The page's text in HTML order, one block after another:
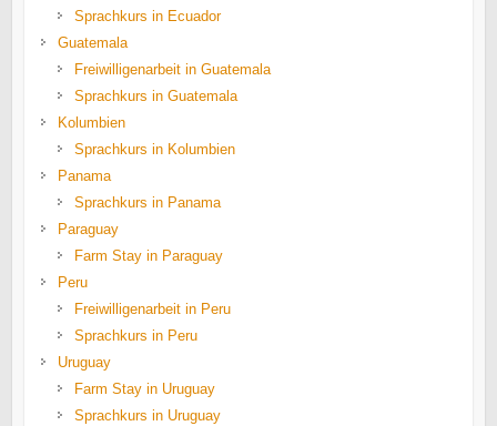
Sprachkurs in Ecuador
Guatemala
Freiwilligenarbeit in Guatemala
Sprachkurs in Guatemala
Kolumbien
Sprachkurs in Kolumbien
Panama
Sprachkurs in Panama
Paraguay
Farm Stay in Paraguay
Peru
Freiwilligenarbeit in Peru
Sprachkurs in Peru
Uruguay
Farm Stay in Uruguay
Sprachkurs in Uruguay